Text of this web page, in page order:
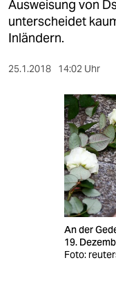
berlin
nord
wahrheit
veranstaltungen
fragen & hilfe
unterstützen
Ausweisung von
unterscheidet
Inländern.
25.1.2018 14:02 Uhr
An der
19.
Foto: